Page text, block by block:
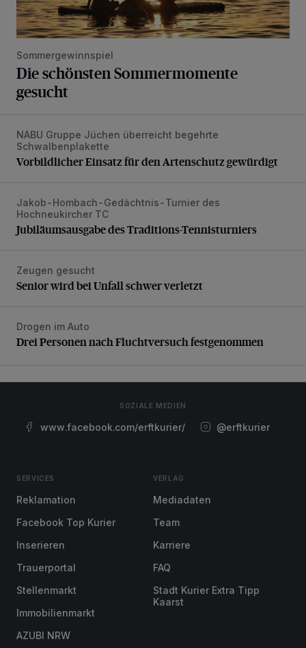
Sommergewinnspiel
Die schönsten Sommermomente
gesucht
Vorbildlicher Einsatz für den Artenschutz gewürdigt
NABU Gruppe Jüchen überreicht begehrte
Schwalbenplakette
Vorbildlicher Einsatz für den Artenschutz gewürdigt
Jubiläumsausgabe des Traditions-Tennisturniers
Jakob-Hombach-Gedächtnis-Turnier des
Hochneukircher TC
Jubiläumsausgabe des Traditions-Tennisturniers
Senior wird bei Unfall schwer verletzt
Zeugen gesucht
Senior wird bei Unfall schwer verletzt
Drei Personen nach Fluchtversuch festgenommen
Drogen im Auto
Drei Personen nach Fluchtversuch festgenommen
SOZIALE MEDIEN
www.facebook.com/erftkurier/ @erftkurier
SERVICES
Reklamation
Facebook Top Kurier
Inserieren
Trauerportal
Stellenmarkt
Immobilienmarkt
AZUBI NRW
VERLAG
Mediadaten
Team
Karriere
FAQ
Stadt Kurier Extra Tipp
Kaarst